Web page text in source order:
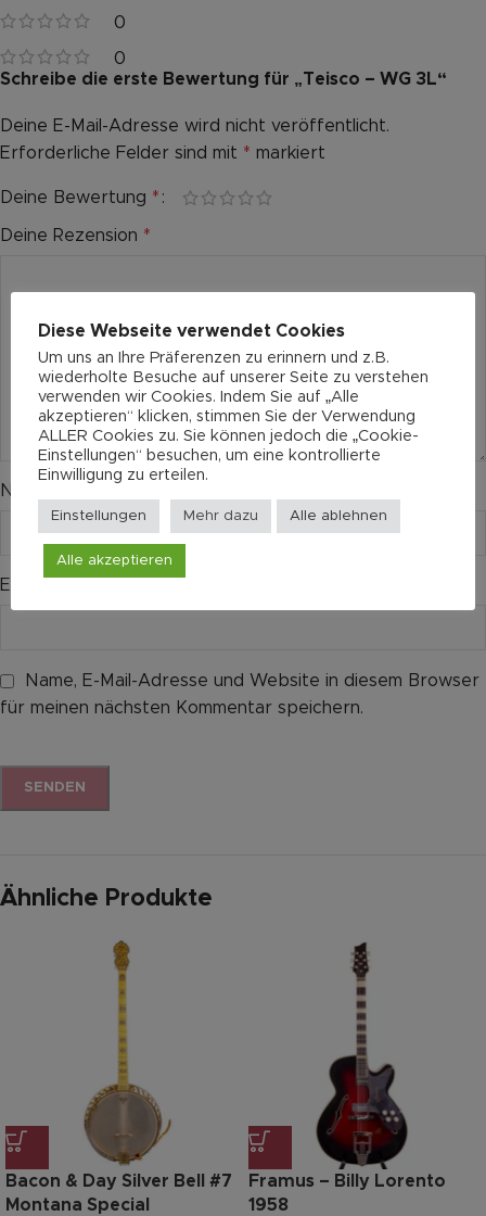
0
0
Schreibe die erste Bewertung für „Teisco – WG 3L“
Deine E-Mail-Adresse wird nicht veröffentlicht.
Erforderliche Felder sind mit * markiert
Deine Bewertung *
Deine Rezension *
Name
E-Mail
Name, E-Mail-Adresse und Website in diesem Browser
für meinen nächsten Kommentar speichern.
Alternative:
Ähnliche Produkte
Bacon & Day Silver Bell #7
Montana Special
Framus – Billy Lorento
1958
Diese Webseite verwendet Cookies
Um uns an Ihre Präferenzen zu erinnern und z.B.
wiederholte Besuche auf unserer Seite zu verstehen
verwenden wir Cookies. Indem Sie auf „Alle
akzeptieren“ klicken, stimmen Sie der Verwendung
ALLER Cookies zu. Sie können jedoch die „Cookie-
Einstellungen“ besuchen, um eine kontrollierte
Einwilligung zu erteilen.
Einstellungen Mehr dazu Alle ablehnen
Alle akzeptieren